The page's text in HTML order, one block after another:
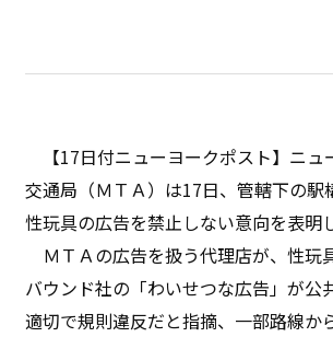
【17日付ニューヨークポスト】ニュ
交通局（ＭＴＡ）は17日、管轄下の駅
性玩具の広告を禁止しない意向を表明
ＭＴＡの広告を扱う代理店が、性玩
バウンド社の「わいせつな広告」が公
適切で規則違反だと指摘、一部路線か